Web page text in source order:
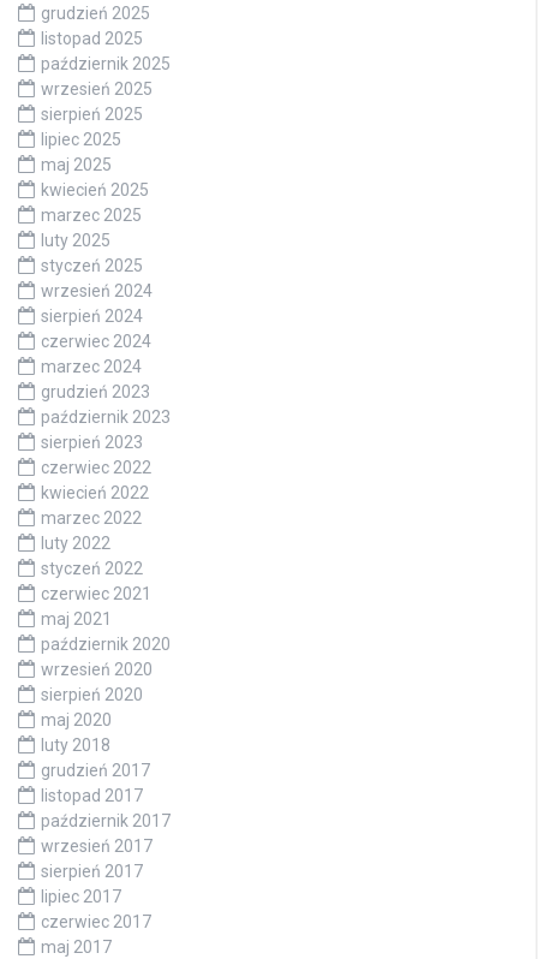
grudzień 2025
listopad 2025
październik 2025
wrzesień 2025
sierpień 2025
lipiec 2025
maj 2025
kwiecień 2025
marzec 2025
luty 2025
styczeń 2025
wrzesień 2024
sierpień 2024
czerwiec 2024
marzec 2024
grudzień 2023
październik 2023
sierpień 2023
czerwiec 2022
kwiecień 2022
marzec 2022
luty 2022
styczeń 2022
czerwiec 2021
maj 2021
październik 2020
wrzesień 2020
sierpień 2020
maj 2020
luty 2018
grudzień 2017
listopad 2017
październik 2017
wrzesień 2017
sierpień 2017
lipiec 2017
czerwiec 2017
maj 2017